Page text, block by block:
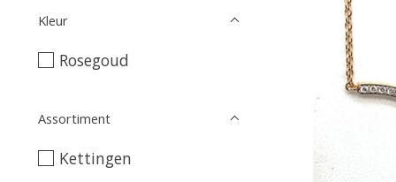
Kleur
Rosegoud
Assortiment
Kettingen